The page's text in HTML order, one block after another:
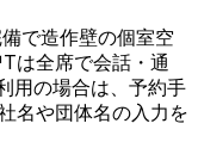
で造作壁の個室空
名や団体名の入力を